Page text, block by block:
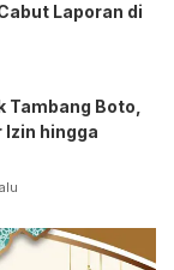
Laporan di
Tambang Boto,
Izin hingga